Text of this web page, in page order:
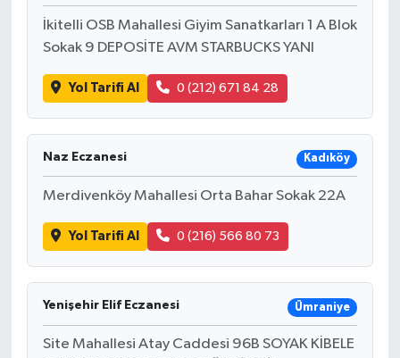
İkitelli OSB Mahallesi Giyim Sanatkarları 1 A Blok
Sokak 9 DEPOSİTE AVM STARBUCKS YANI
Yol Tarifi Al 0 (212) 671 84 28
Naz Eczanesi Kadıköy
Merdivenköy Mahallesi Orta Bahar Sokak 22A
Yol Tarifi Al 0 (216) 566 80 73
Yenişehir Elif Eczanesi Ümraniye
Site Mahallesi Atay Caddesi 96B SOYAK KİBELE